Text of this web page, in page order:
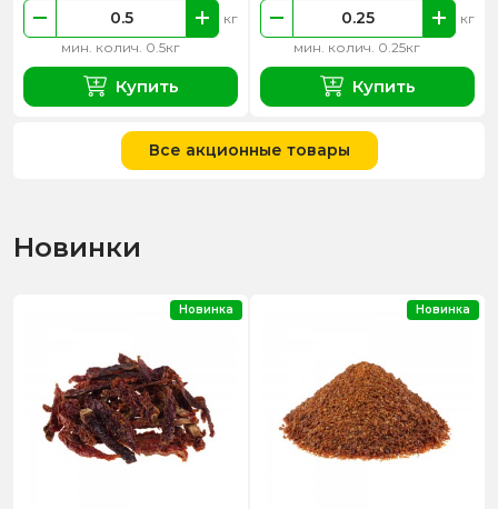
мин. колич. 0.5кг
кг
Купить
мин. колич. 0.25кг
кг
Купить
Все акционные товары
Новинки
Новинка Новинка